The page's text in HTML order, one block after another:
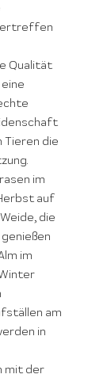
Qualität
Tieren die
im
auf
die
im
am
in
mit der